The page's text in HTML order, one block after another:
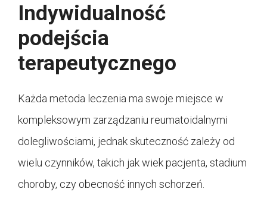
Indywidualność
podejścia
terapeutycznego
Każda metoda leczenia ma swoje miejsce w
kompleksowym zarządzaniu reumatoidalnymi
dolegliwościami, jednak skuteczność zależy od
wielu czynników, takich jak wiek pacjenta, stadium
choroby, czy obecność innych schorzeń.